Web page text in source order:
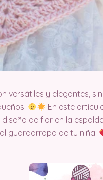
versátiles y elegantes,
En este
de flor en la
guardarropa de tu niña.